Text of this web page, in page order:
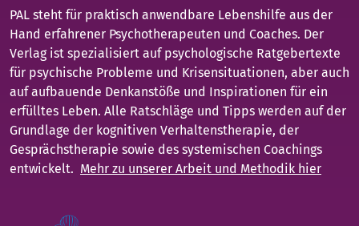
PAL steht für praktisch anwendbare Lebenshilfe aus der
Hand erfahrener Psychotherapeuten und Coaches. Der
Verlag ist spezialisiert auf psychologische Ratgebertexte
für psychische Probleme und Krisensituationen, aber auch
auf aufbauende Denkanstöße und Inspirationen für ein
erfülltes Leben. Alle Ratschläge und Tipps werden auf der
Grundlage der kognitiven Verhaltenstherapie, der
Gesprächstherapie sowie des systemischen Coachings
entwickelt. Mehr zu unserer Arbeit und Methodik hier